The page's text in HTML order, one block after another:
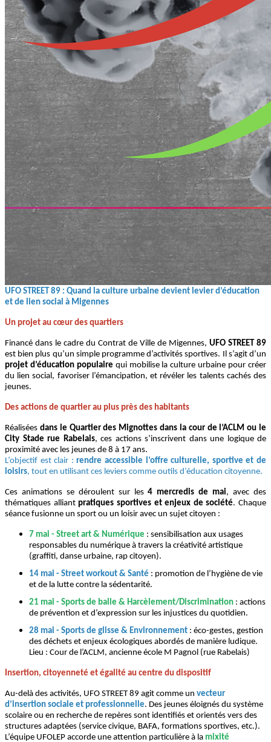
UFO STREET 89 : Quand la culture urbaine devient levier d’éducation
et de lien social à Migennes
Un projet au cœur des quartiers
Financé dans le cadre du Contrat de Ville de Migennes, UFO STREET 89
est bien plus qu’un simple programme d’activités sportives. Il s’agit d’un
projet d’éducation populaire qui mobilise la culture urbaine pour créer
du lien social, favoriser l’émancipation, et révéler les talents cachés des
jeunes.
Des actions de quartier au plus près des habitants
Réalisées dans le Quartier des Mignottes dans la cour de l’ACLM ou le
City Stade rue Rabelais, ces actions s’inscrivent dans une logique de
proximité avec les jeunes de 8 à 17 ans.
L’objectif est clair :rendre accessible l’offre culturelle, sportive et de
loisirs, tout en utilisant ces leviers comme outils d’éducation citoyenne.
Ces animations se déroulent sur les4 mercredis de mai, avec des
thématiques alliantpratiques sportives et enjeux de société. Chaque
séance fusionne un sport ou un loisir avec un sujet citoyen :
7 mai - Street art & Numérique : sensibilisation aux usages
responsables du numérique à travers la créativité artistique
(graffiti, danse urbaine, rap citoyen).
14 mai - Street workout & Santé : promotion de l’hygiène de vie
et de la lutte contre la sédentarité.
21 mai - Sports de balle & Harcèlement/Discrimination : actions
de prévention et d’expression sur les injustices du quotidien.
28 mai - Sports de glisse & Environnement : éco-gestes, gestion
des déchets et enjeux écologiques abordés de manière ludique.
Lieu : Cour de l’ACLM, ancienne école M Pagnol (rue Rabelais)
Insertion, citoyenneté et égalité au centre du dispositif
Au-delà des activités, UFO STREET 89 agit comme un vecteur
d’insertion sociale et professionnelle. Des jeunes éloignés du système
scolaire ou en recherche de repères sont identifiés et orientés vers des
structures adaptées (service civique, BAFA, formations sportives, etc.).
L’équipe UFOLEP accorde une attention particulière à la mixité